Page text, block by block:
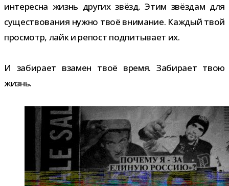
инте­ресна жизнь дру­гих звёзд. Этим звёз­дам для
суще­ство­ва­ния нужно твоё вни­ма­ние. Каждый твой
про­смотр, лайк и репост под­пи­ты­вает их.
И заби­рает вза­мен твоё время. Забирает твою
жизнь.